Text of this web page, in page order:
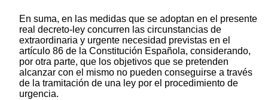
En suma, en las medidas que se adoptan en el presente
real decreto-ley concurren las circunstancias de
extraordinaria y urgente necesidad previstas en el
artículo 86 de la Constitución Española, considerando,
por otra parte, que los objetivos que se pretenden
alcanzar con el mismo no pueden conseguirse a través
de la tramitación de una ley por el procedimiento de
urgencia.